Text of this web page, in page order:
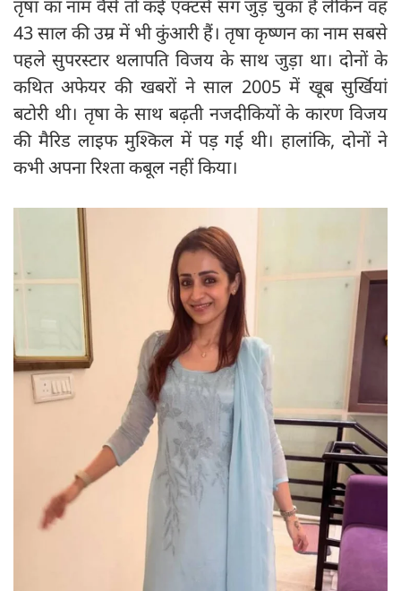
तृषा का नाम वैसे तो कई एक्टर्स संग जुड़ चुका हैं लेकिन वह
43 साल की उम्र में भी कुंआरी हैं। तृषा कृष्णन का नाम सबसे
पहले सुपरस्टार थलापति विजय के साथ जुड़ा था। दोनों के
कथित अफेयर की खबरों ने साल 2005 में खूब सुर्खियां
बटोरी थी। तृषा के साथ बढ़ती नजदीकियों के कारण विजय
की मैरिड लाइफ मुश्‍किल में पड़ गई थी। हालांकि, दोनों ने
कभी अपना रिश्ता कबूल नहीं किया।